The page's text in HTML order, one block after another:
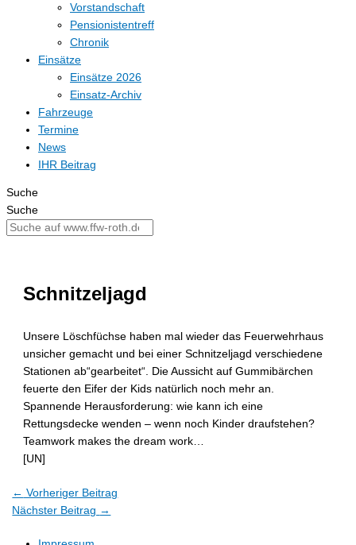
Vorstandschaft
Pensionistentreff
Chronik
Einsätze
Einsätze 2026
Einsatz-Archiv
Fahrzeuge
Termine
News
IHR Beitrag
Suche
Suche
Schnitzeljagd
Unsere Löschfüchse haben mal wieder das Feuerwehrhaus
unsicher gemacht und bei einer Schnitzeljagd verschiedene
Stationen ab“gearbeitet“. Die Aussicht auf Gummibärchen
feuerte den Eifer der Kids natürlich noch mehr an.
Spannende Herausforderung: wie kann ich eine
Rettungsdecke wenden – wenn noch Kinder draufstehen?
Teamwork makes the dream work…
[UN]
← Vorheriger Beitrag
Nächster Beitrag →